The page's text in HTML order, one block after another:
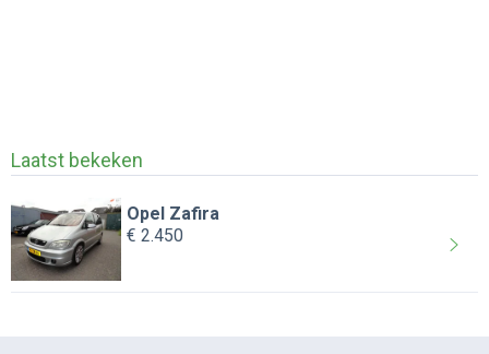
Laatst bekeken
Opel Zafira
€ 2.450